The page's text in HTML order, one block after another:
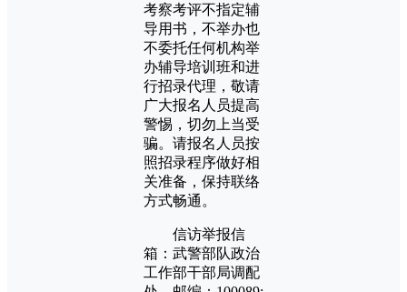
考察考评不指定辅
导用书，不举办也
不委托任何机构举
办辅导培训班和进
行招录代理，敬请
广大报名人员提高
警惕，切勿上当受
骗。请报名人员按
照招录程序做好相
关准备，保持联络
方式畅通。
信访举报信
箱：武警部队政治
工作部干部局调配